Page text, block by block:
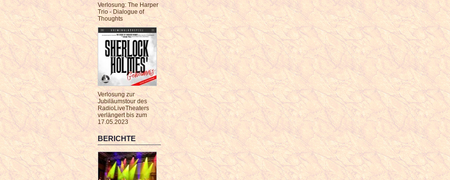
Verlosung: The Harper
Trio - Dialogue of
Thoughts
Verlosung zur
Jubiläumstour des
RadioLiveTheaters
verlängert bis zum
17.05.2023
BERICHTE